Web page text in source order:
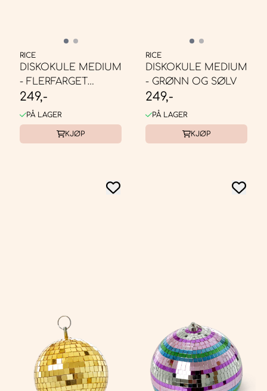
RICE
DISKOKULE MEDIUM
- FLERFARGET
ROSA/BLÅ
249,-
PÅ LAGER
KJØP
RICE
DISKOKULE MEDIUM
- GRØNN OG SØLV
249,-
PÅ LAGER
KJØP